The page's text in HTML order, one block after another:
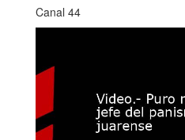
Canal 44